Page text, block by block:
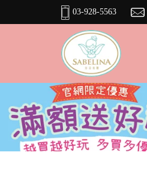
03-928-5563